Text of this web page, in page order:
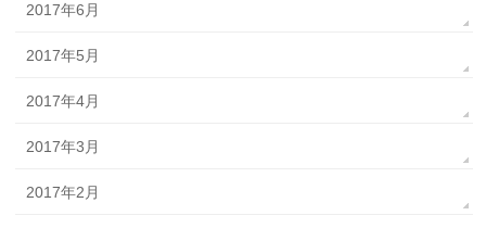
2017年6月
2017年5月
2017年4月
2017年3月
2017年2月